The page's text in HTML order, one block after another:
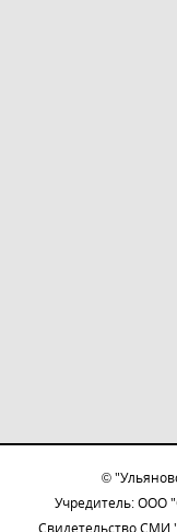
©
Учредитель: ООО